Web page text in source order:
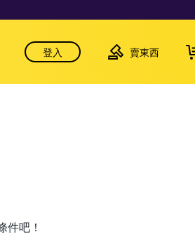
登入 賣東西
件吧！